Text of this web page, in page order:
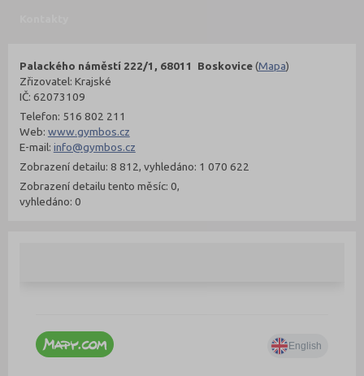
Palackého náměstí 222/1, 68011 Boskovice(Mapa)
Zřizovatel: Krajské
IČ: 62073109
Telefon: 516 802 211
Web: www.gymbos.cz
E-mail: info@gymbos.cz
Zobrazení detailu: 8 812, vyhledáno: 1 070 622
Zobrazení detailu tento měsíc: 0,
vyhledáno: 0